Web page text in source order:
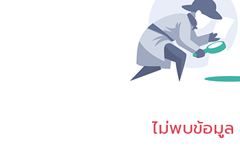
ไม่พบข้อมูล